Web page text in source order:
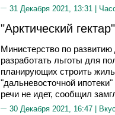
31 Декабря 2021, 13:31 |
"Арктический
Министерство по
разработать льготы для
планирующих строить
"дальневосточной
речи не идет, сообщил
30 Декабря 2021, 16:47 |